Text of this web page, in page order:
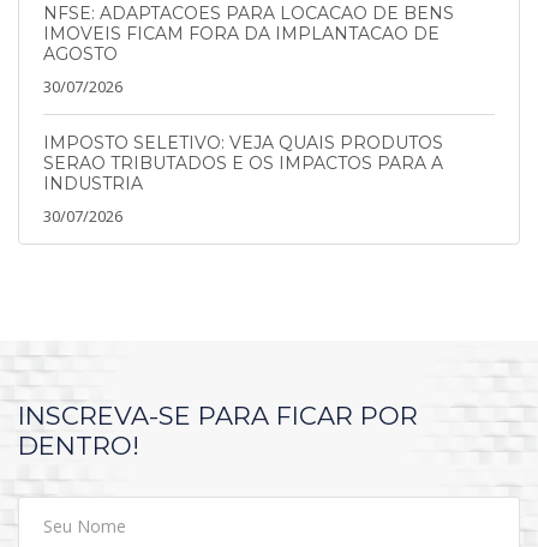
NFSE: ADAPTACOES PARA LOCACAO DE BENS
IMOVEIS FICAM FORA DA IMPLANTACAO DE
AGOSTO
30/07/2026
IMPOSTO SELETIVO: VEJA QUAIS PRODUTOS
SERAO TRIBUTADOS E OS IMPACTOS PARA A
INDUSTRIA
30/07/2026
INSCREVA-SE PARA FICAR POR
DENTRO!